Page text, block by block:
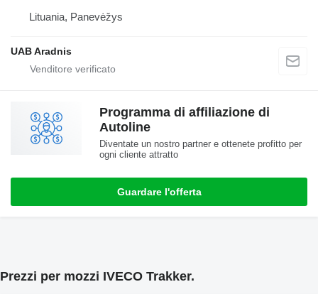
Lituania, Panevėžys
UAB Aradnis
Programma di affiliazione di
Autoline
Diventate un nostro partner e ottenete profitto per
ogni cliente attratto
Guardare l'offerta
Prezzi per mozzi IVECO Trakker.